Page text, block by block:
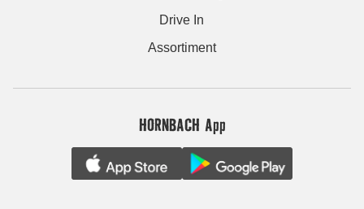
Drive In
Assortiment
HORNBACH App